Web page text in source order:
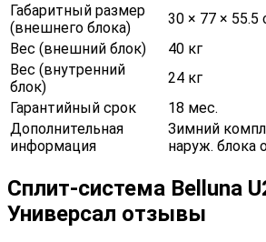
Габаритный размер
(внешнего блока)
30 × 77 × 55.5
Вес (внешний блок)
40 кг
Вес (внутренний
блок)
24 кг
Гарантийный срок
18 мес.
Дополнительная
информация
Зимний
наруж. блока
Сплит-система Belluna
Универсал отзывы